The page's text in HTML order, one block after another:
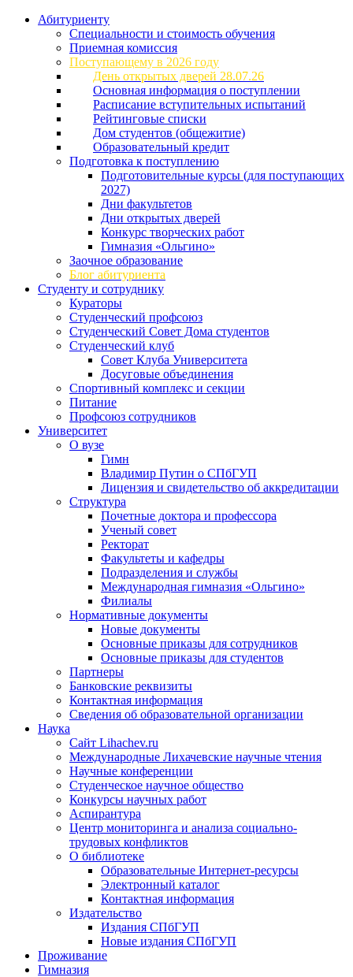
Абитуриенту
Специальности и стоимость обучения
Приемная комиссия
Поступающему в 2026 году
День открытых дверей 28.07.26
Основная информация о поступлении
Расписание вступительных испытаний
Рейтинговые списки
Дом студентов (общежитие)
Образовательный кредит
Подготовка к поступлению
Подготовительные курсы (для поступающих
2027)
Дни факультетов
Дни открытых дверей
Конкурс творческих работ
Гимназия «Ольгино»
Заочное образование
Блог абитуриента
Студенту и сотруднику
Кураторы
Студенческий профсоюз
Студенческий Совет Дома студентов
Студенческий клуб
Совет Клуба Университета
Досуговые объединения
Спортивный комплекс и секции
Питание
Профсоюз сотрудников
Университет
О вузе
Гимн
Владимир Путин о СПбГУП
Лицензия и свидетельство об аккредитации
Структура
Почетные доктора и профессора
Ученый совет
Ректорат
Факультеты и кафедры
Подразделения и службы
Международная гимназия «Ольгино»
Филиалы
Нормативные документы
Новые документы
Основные приказы для сотрудников
Основные приказы для студентов
Партнеры
Банковские реквизиты
Контактная информация
Сведения об образовательной организации
Наука
Сайт Lihachev.ru
Международные Лихачевские научные чтения
Научные конференции
Студенческое научное общество
Конкурсы научных работ
Аспирантура
Центр мониторинга и анализа социально-
трудовых конфликтов
О библиотеке
Образовательные Интернет-ресурсы
Электронный каталог
Контактная информация
Издательство
Издания СПбГУП
Новые издания СПбГУП
Проживание
Гимназия